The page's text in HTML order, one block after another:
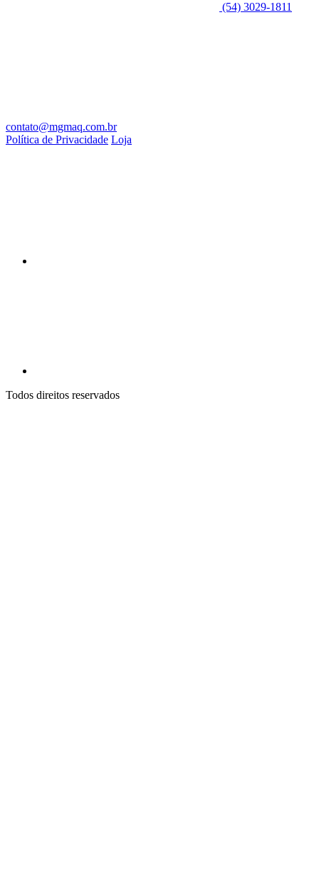
(54) 3029-1811
contato@mgmaq.com.br
Política de Privacidade Loja
Todos direitos reservados